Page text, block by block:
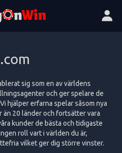
sig som en av världens
och ger spelare de
hjälper erfarna spelar såsom nya
20 länder och fortsätter vara
kunder de bästa och tidigaste
roll vart i världen du är,
vilket ger dig större vinster.